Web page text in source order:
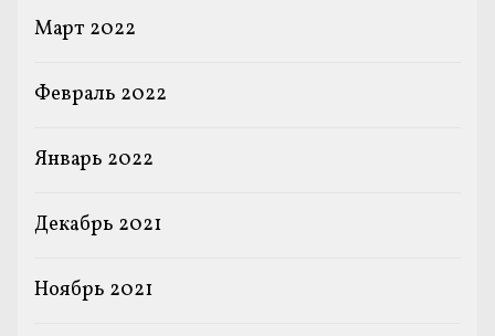
Март 2022
Февраль 2022
Январь 2022
Декабрь 2021
Ноябрь 2021